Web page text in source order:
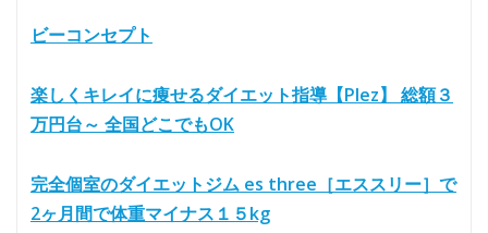
ビーコンセプト
楽しくキレイに痩せるダイエット指導【Plez】 総額３
万円台～ 全国どこでもOK
完全個室のダイエットジム es three［エススリー］で
2ヶ月間で体重マイナス１５kg